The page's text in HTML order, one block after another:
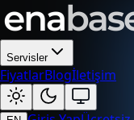
Servisler
FiyatlarBlogİletişim